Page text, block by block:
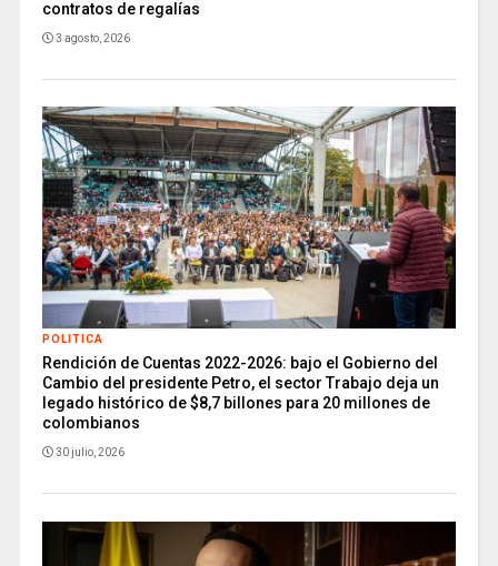
contratos de regalías
3 agosto, 2026
POLITICA
Rendición de Cuentas 2022-2026: bajo el Gobierno del
Cambio del presidente Petro, el sector Trabajo deja un
legado histórico de $8,7 billones para 20 millones de
colombianos
30 julio, 2026